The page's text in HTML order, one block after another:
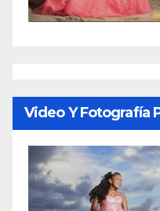
Video Y Fotografía